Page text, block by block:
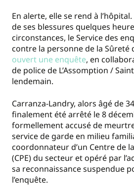
En alerte, elle se rend à
de ses blessures quelques
circonstances, le Service des
contre la personne de la Sûreté
ouvert une enquête, en
de police de L’Assomption /
lendemain.
Carranza-Landry, alors âgé de
finalement été arrêté le 8
formellement accusé de
service de garde en milieu
coordonnateur d’un Centre de
(CPE) du secteur et opéré par
sa reconnaissance suspendue
l’enquête.